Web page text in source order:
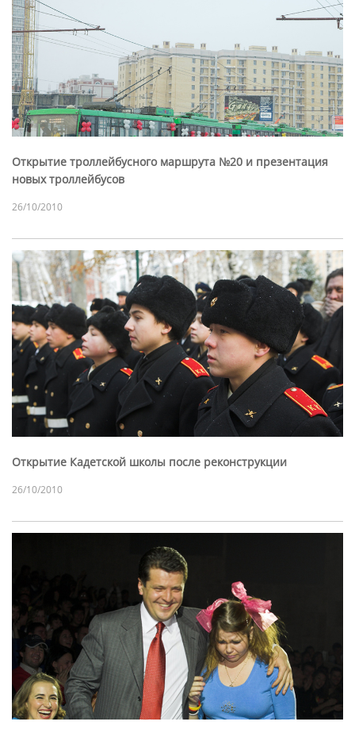
Открытие троллейбусного маршрута №20 и презентация
новых троллейбусов
26/10/2010
Открытие Кадетской школы после реконструкции
26/10/2010